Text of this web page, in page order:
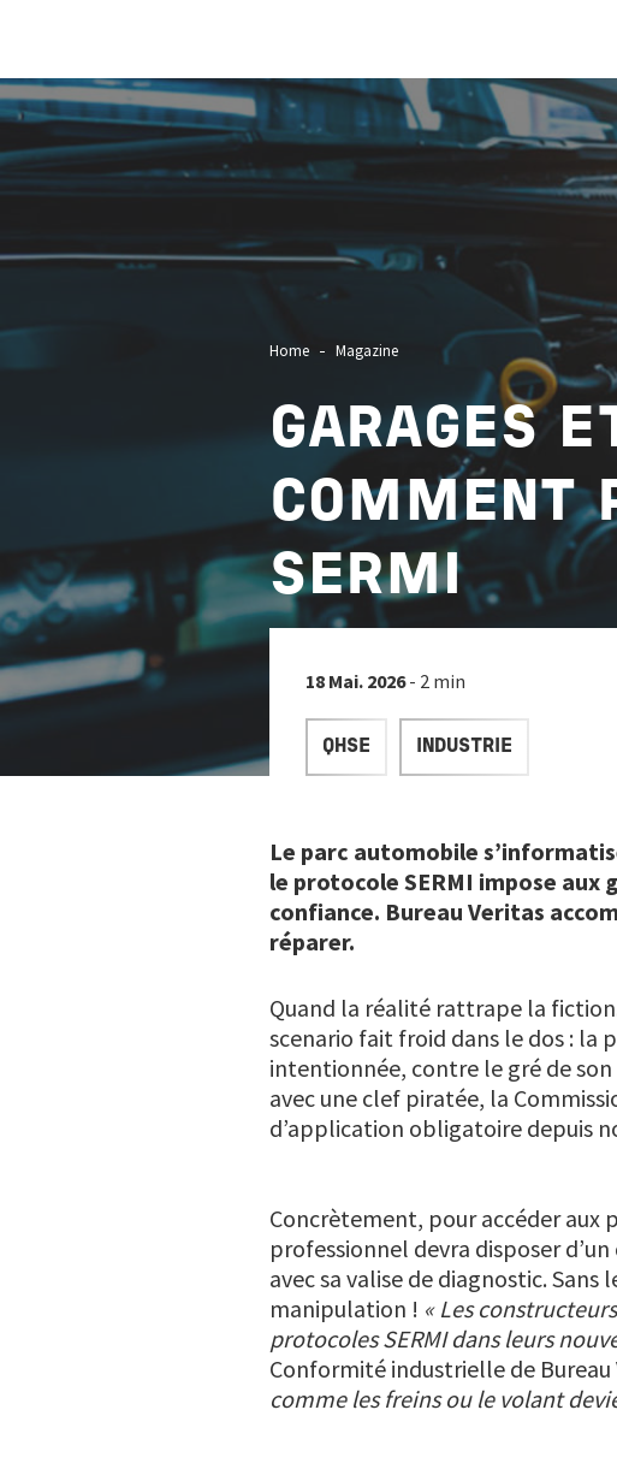
Image
Home Magazine
GARAGES
COMMENT
SERMI
18 Mai. 2026- 2 min
QHSE INDUSTRIE
Le parc automobile
le protocole SERMI impose
confiance. Bureau Veritas
réparer.
Quand la réalité rattrape la
scenario fait froid dans le dos : la
intentionnée, contre le gré de
avec une clef piratée, la
d’application obligatoire depuis
Concrètement, pour accéder aux
professionnel devra disposer
avec sa valise de diagnostic.
manipulation ! « Les
protocoles SERMI dans leurs
Conformité industrielle de
comme les freins ou le volant